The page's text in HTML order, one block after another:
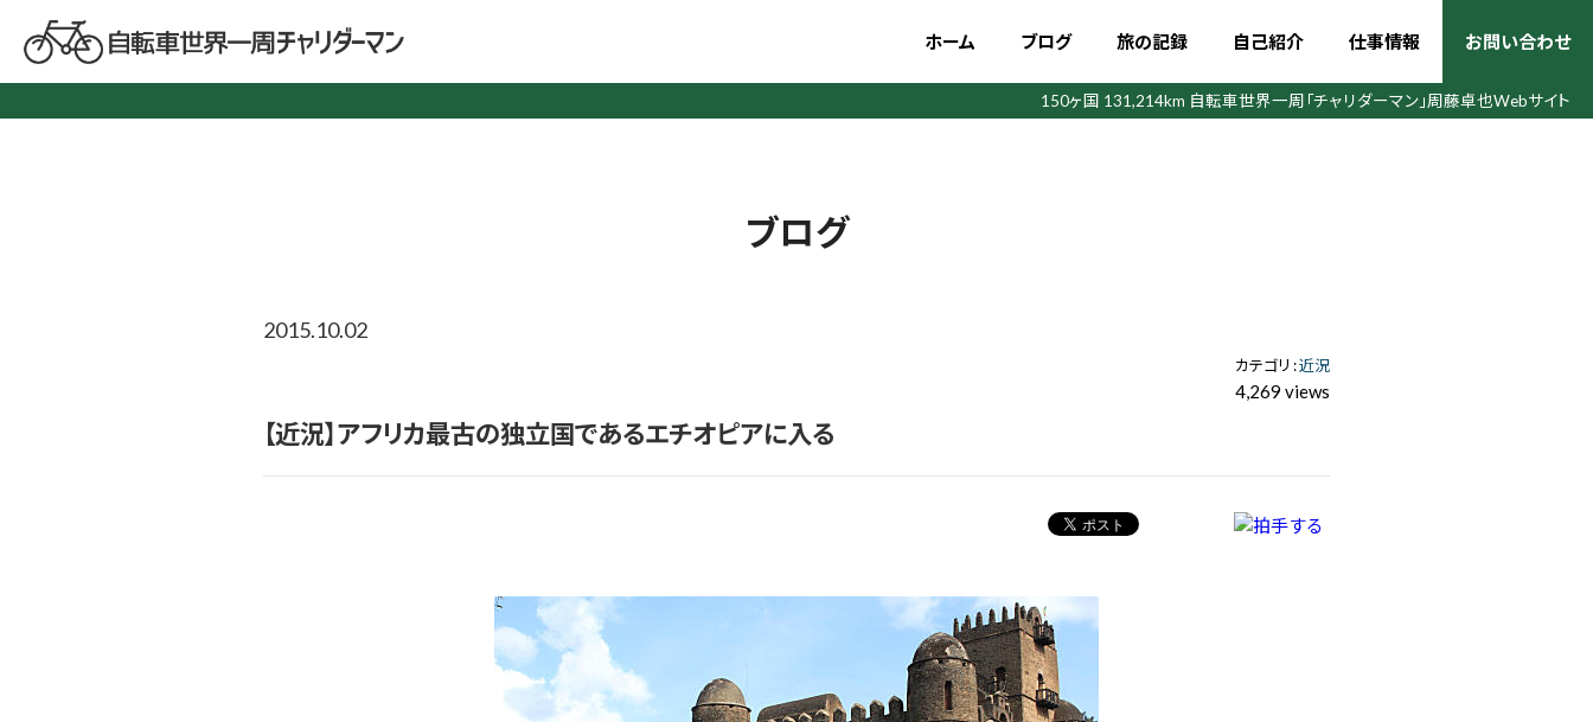
ホーム ブログ 旅の記録 自己紹介 仕事情報 お問い合わせ
150ヶ国 131,214km 自転車世界一周 「チャリダーマン」周藤卓也Webサイト
ブログ
2015.10.02
カテゴリ :近況
4,269 views
【近況】アフリカ最古の独立国であるエチオピアに入る